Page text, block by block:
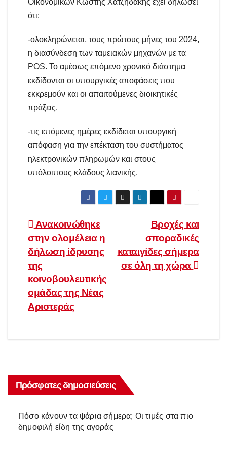
Οικονομικών Κωστής Χατζηδάκης έχει δηλώσει
ότι:
-ολοκληρώνεται, τους πρώτους μήνες του 2024,
η διασύνδεση των ταμειακών μηχανών με τα
POS. Το αμέσως επόμενο χρονικό διάστημα
εκδίδονται οι υπουργικές αποφάσεις που
εκκρεμούν και οι απαιτούμενες διοικητικές
πράξεις.
-τις επόμενες ημέρες εκδίδεται υπουργική
απόφαση για την επέκταση του συστήματος
ηλεκτρονικών πληρωμών και στους
υπόλοιπους κλάδους λιανικής.
Πλοήγηση
άρθρων
Βροχές και
σποραδικές
καταιγίδες σήμερα
σε όλη τη χώρα
Ανακοινώθηκε
στην ολομέλεια η
δήλωση ίδρυσης
της
κοινοβουλευτικής
ομάδας της Νέας
Αριστεράς
Πρόσφατες δημοσιεύσεις
Πόσο κάνουν τα ψάρια σήμερα; Οι τιμές στα πιο
δημοφιλή είδη της αγοράς